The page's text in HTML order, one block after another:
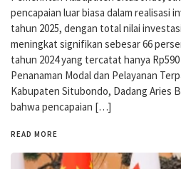
pencapaian luar biasa dalam realisasi
tahun 2025, dengan total nilai
meningkat signifikan sebesar 66
tahun 2024 yang tercatat hanya Rp590
Penanaman Modal dan Pelayanan
Kabupaten Situbondo, Dadang Aries
bahwa pencapaian […]
READ MORE